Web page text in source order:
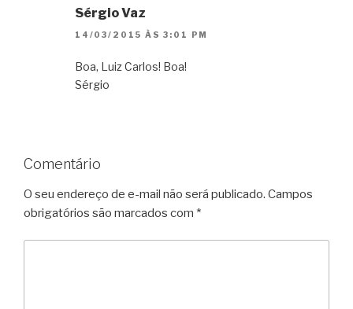
Sérgio Vaz
14/03/2015 ÀS 3:01 PM
Boa, Luiz Carlos! Boa!
Sérgio
Comentário
O seu endereço de e-mail não será publicado. Campos
obrigatórios são marcados com *